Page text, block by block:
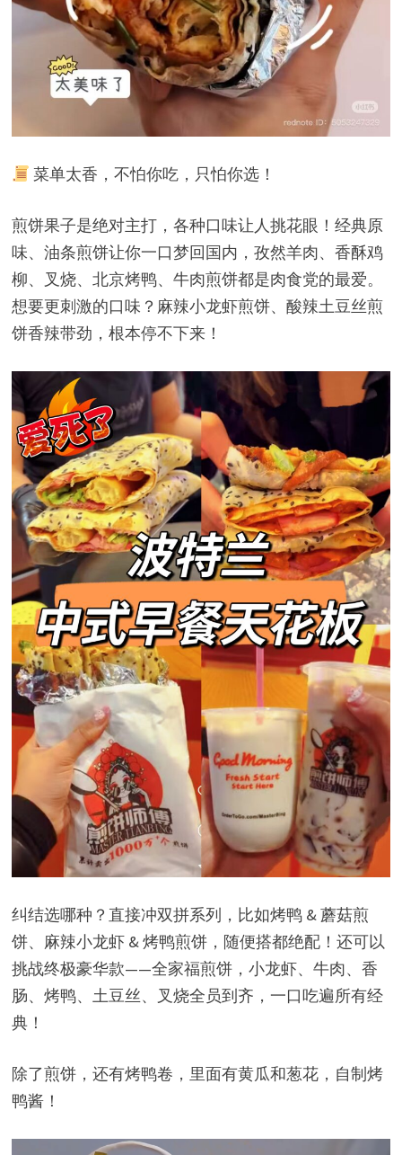
菜单太香，不怕你吃，只怕你选！
煎饼果子是绝对主打，各种口味让人挑花眼！经典原
味、油条煎饼让你一口梦回国内，孜然羊肉、香酥鸡
柳、叉烧、北京烤鸭、牛肉煎饼都是肉食党的最爱。
想要更刺激的口味？麻辣小龙虾煎饼、酸辣土豆丝煎
饼香辣带劲，根本停不下来！
纠结选哪种？直接冲双拼系列，比如烤鸭 & 蘑菇煎
饼、麻辣小龙虾 & 烤鸭煎饼，随便搭都绝配！还可以
挑战终极豪华款——全家福煎饼，小龙虾、牛肉、香
肠、烤鸭、土豆丝、叉烧全员到齐，一口吃遍所有经
典！
除了煎饼，还有烤鸭卷，里面有黄瓜和葱花，自制烤
鸭酱！